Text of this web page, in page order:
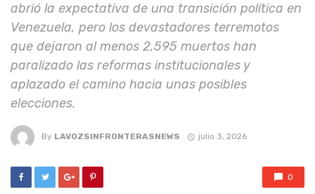
abrió la expectativa de una transición política en
Venezuela, pero los devastadores terremotos
que dejaron al menos 2,595 muertos han
paralizado las reformas institucionales y
aplazado el camino hacia unas posibles
elecciones.
By LAVOZSINFRONTERASNEWS julio 3, 2026
0